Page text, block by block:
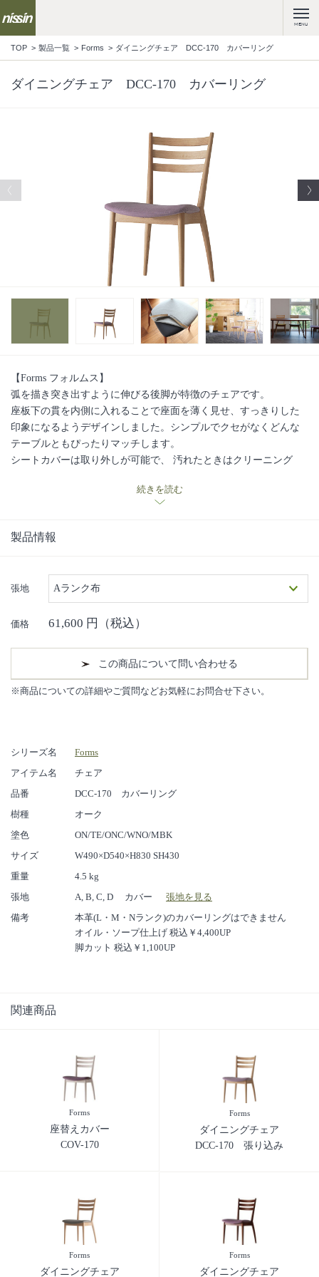
MENU
TOP 製品一覧 Forms ダイニングチェア DCC-170 カバーリング
ダイニングチェア DCC-170 カバーリング
【Forms フォルムス】
弧を描き突き出すように伸びる後脚が特徴のチェアです。
座板下の貫を内側に入れることで座面を薄く見せ、すっきりした
印象になるようデザインしました。シンプルでクセがなくどんな
テーブルともぴったりマッチします。
シートカバーは取り外しが可能で、 汚れたときはクリーニング
に取り替えるのもお勧めです。
■日進木工の手しごと・ものづくりへの想いの動画はこちら■
続きを読む
製品情報
張地 Aランク布
価格 61,600 円（税込）
この商品について問い合わせる
※商品についての詳細やご質問などお気軽にお問合せ下さい。
シリーズ名
Forms
アイテム名
チェア
品番
DCC-170 カバーリング
樹種
オーク
塗色
ON/TE/ONC/WNO/MBK
サイズ
W490×D540×H830 SH430
重量
4.5 kg
張地
A, B, C, D カバー
張地を見る
備考
本革(L・M・Nランク)のカバーリングはできません
オイル・ソープ仕上げ 税込￥4,400UP
脚カット 税込￥1,100UP
関連商品
Forms
座替えカバー
COV-170
Forms
ダイニングチェア
DCC-170 張り込み
Forms
ダイニングチェア
Forms
ダイニングチェア